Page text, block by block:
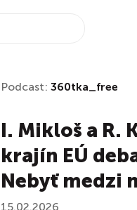
Podcast: 360tka_free
I. Mikloš a R.
krajín EÚ
Nebyť medzi
15.02.2026